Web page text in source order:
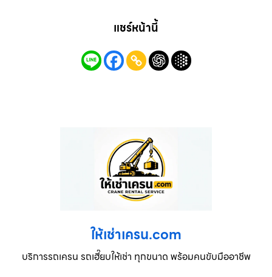
แชร์หน้านี้
ให้เช่าเครน.com
บริการรถเครน รถเฮี๊ยบให้เช่า ทุกขนาด พร้อมคนขับมืออาชีพ